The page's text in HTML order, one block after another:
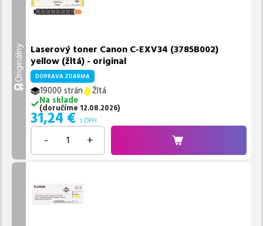
Originálny Laserový toner Canon C-EXV34 (3785B002)
yellow (žltá) - original
DOPRAVA ZDARMA
19000 strán
Žltá
Na sklade
(doručíme 12.08.2026)
31,24 € s DPH
- +